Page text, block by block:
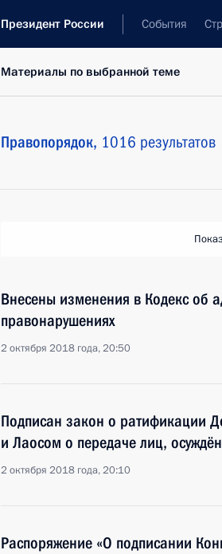
Президент России События
Материалы по выбранной теме
Правопорядок, 1016 результатов
Внесены изменения в Кодекс об
правонарушениях
2 октября 2018 года, 20:50
Подписан закон о ратификации
и Лаосом о передаче лиц,
2 октября 2018 года, 20:10
Распоряжение «О подписании